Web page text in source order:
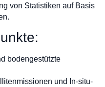
von Statistiken auf Basis
bodengestützte
und In-situ-